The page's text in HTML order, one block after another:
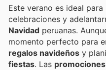
Este verano es ideal
celebraciones y
Navidad peruanas.
momento perfecto para
regalos navideños y
fiestas. Las